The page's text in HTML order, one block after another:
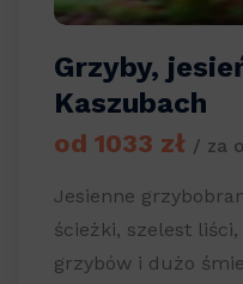
Grzyby,
Kaszubach
od 1033 zł / za
Jesienne
ścieżki, szelest
grzybów i dużo